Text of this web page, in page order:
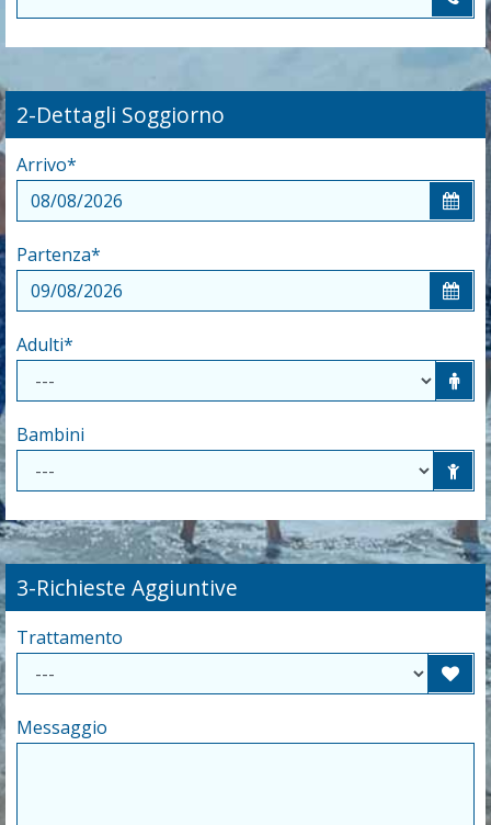
2-Dettagli Soggiorno
Arrivo*
Partenza*
Adulti*
Bambini
3-Richieste Aggiuntive
Trattamento
Messaggio